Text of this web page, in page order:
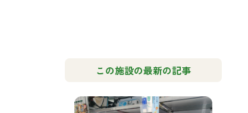
この施設の最新の記事